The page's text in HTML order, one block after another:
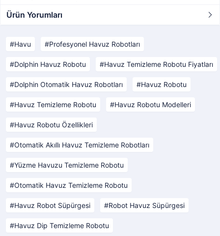
Ürün Yorumları
Havu Profesyonel Havuz Robotları
Dolphin Havuz Robotu Havuz Temizleme Robotu Fiyatları
Dolphin Otomatik Havuz Robotları Havuz Robotu
Havuz Temizleme Robotu Havuz Robotu Modelleri
Havuz Robotu Özellikleri
Otomatik Akıllı Havuz Temizleme Robotları
Yüzme Havuzu Temizleme Robotu
Otomatik Havuz Temizleme Robotu
Havuz Robot Süpürgesi Robot Havuz Süpürgesi
Havuz Dip Temizleme Robotu